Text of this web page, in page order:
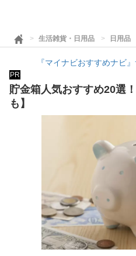
生活雑貨・日用品 日用品
『マイナビおすすめナビ
PR
貯金箱人気おすすめ20選
も】